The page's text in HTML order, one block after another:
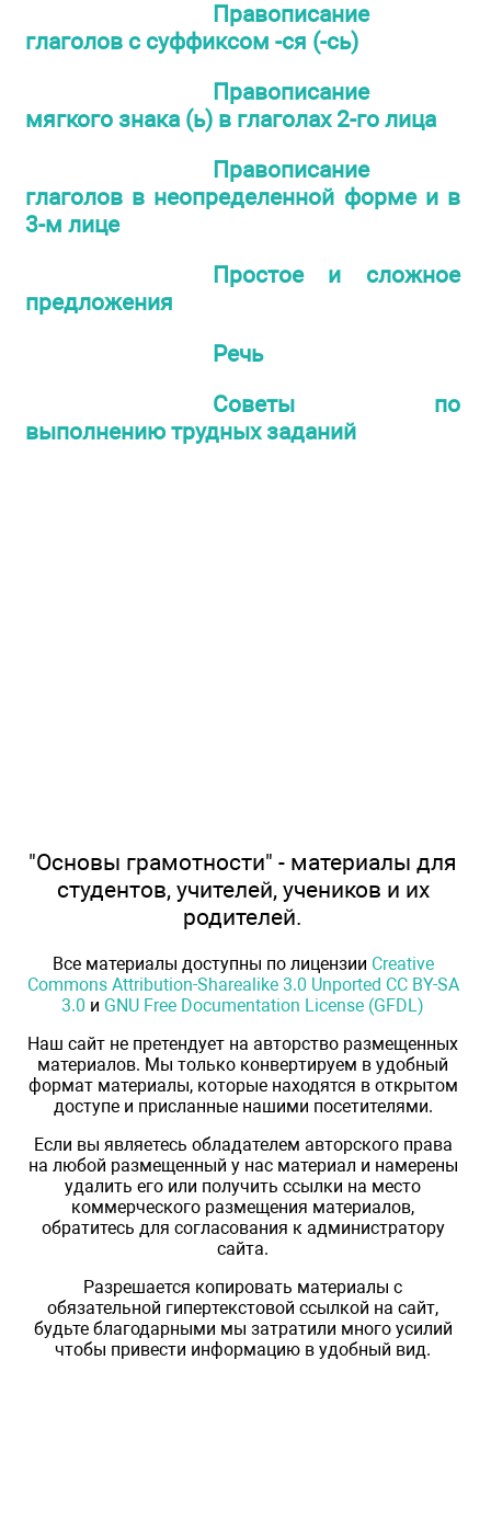
Правописание
глаголов с суффиксом -ся (-сь)
Правописание
мягкого знака (ь) в глаголах 2-го лица
Правописание
глаголов в неопределенной форме и в
3-м лице
Простое и сложное
предложения
Речь
Советы по
выполнению трудных заданий
"Основы грамотности" - материалы для
студентов, учителей, учеников и их
родителей.
Все материалы доступны по лицензии Creative
Commons Attribution-Sharealike 3.0 Unported CC BY-SA
3.0 и GNU Free Documentation License (GFDL)
Наш сайт не претендует на авторство размещенных
материалов. Мы только конвертируем в удобный
формат материалы, которые находятся в открытом
доступе и присланные нашими посетителями.
Если вы являетесь обладателем авторского права
на любой размещенный у нас материал и намерены
удалить его или получить ссылки на место
коммерческого размещения материалов,
обратитесь для согласования к администратору
сайта.
Разрешается копировать материалы с
обязательной гипертекстовой ссылкой на сайт,
будьте благодарными мы затратили много усилий
чтобы привести информацию в удобный вид.